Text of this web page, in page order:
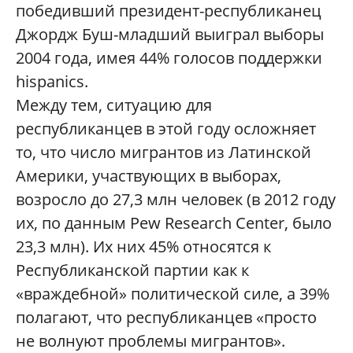
победивший президент-республиканец
Джордж Буш-младший выиграл выборы
2004 года, имея 44% голосов поддержки
hispanics.
Между тем, ситуацию для
республиканцев в этой году осложняет
то, что число мигрантов из Латинской
Америки, участвующих в выборах,
возросло до 27,3 млн человек (в 2012 году
их, по данным Pew Research Center, было
23,3 млн). Их них 45% относятся к
Республиканской партии как к
«враждебной» политической силе, а 39%
полагают, что республиканцев «просто
не волнуют проблемы мигрантов».